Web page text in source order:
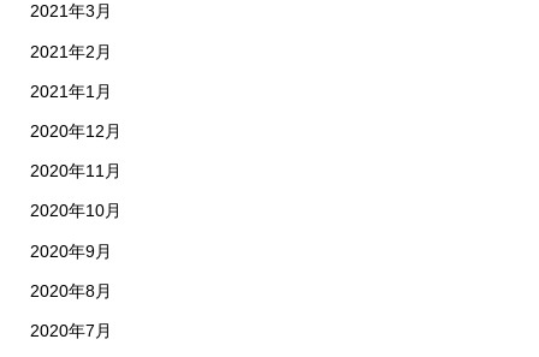
2021年3月
2021年2月
2021年1月
2020年12月
2020年11月
2020年10月
2020年9月
2020年8月
2020年7月